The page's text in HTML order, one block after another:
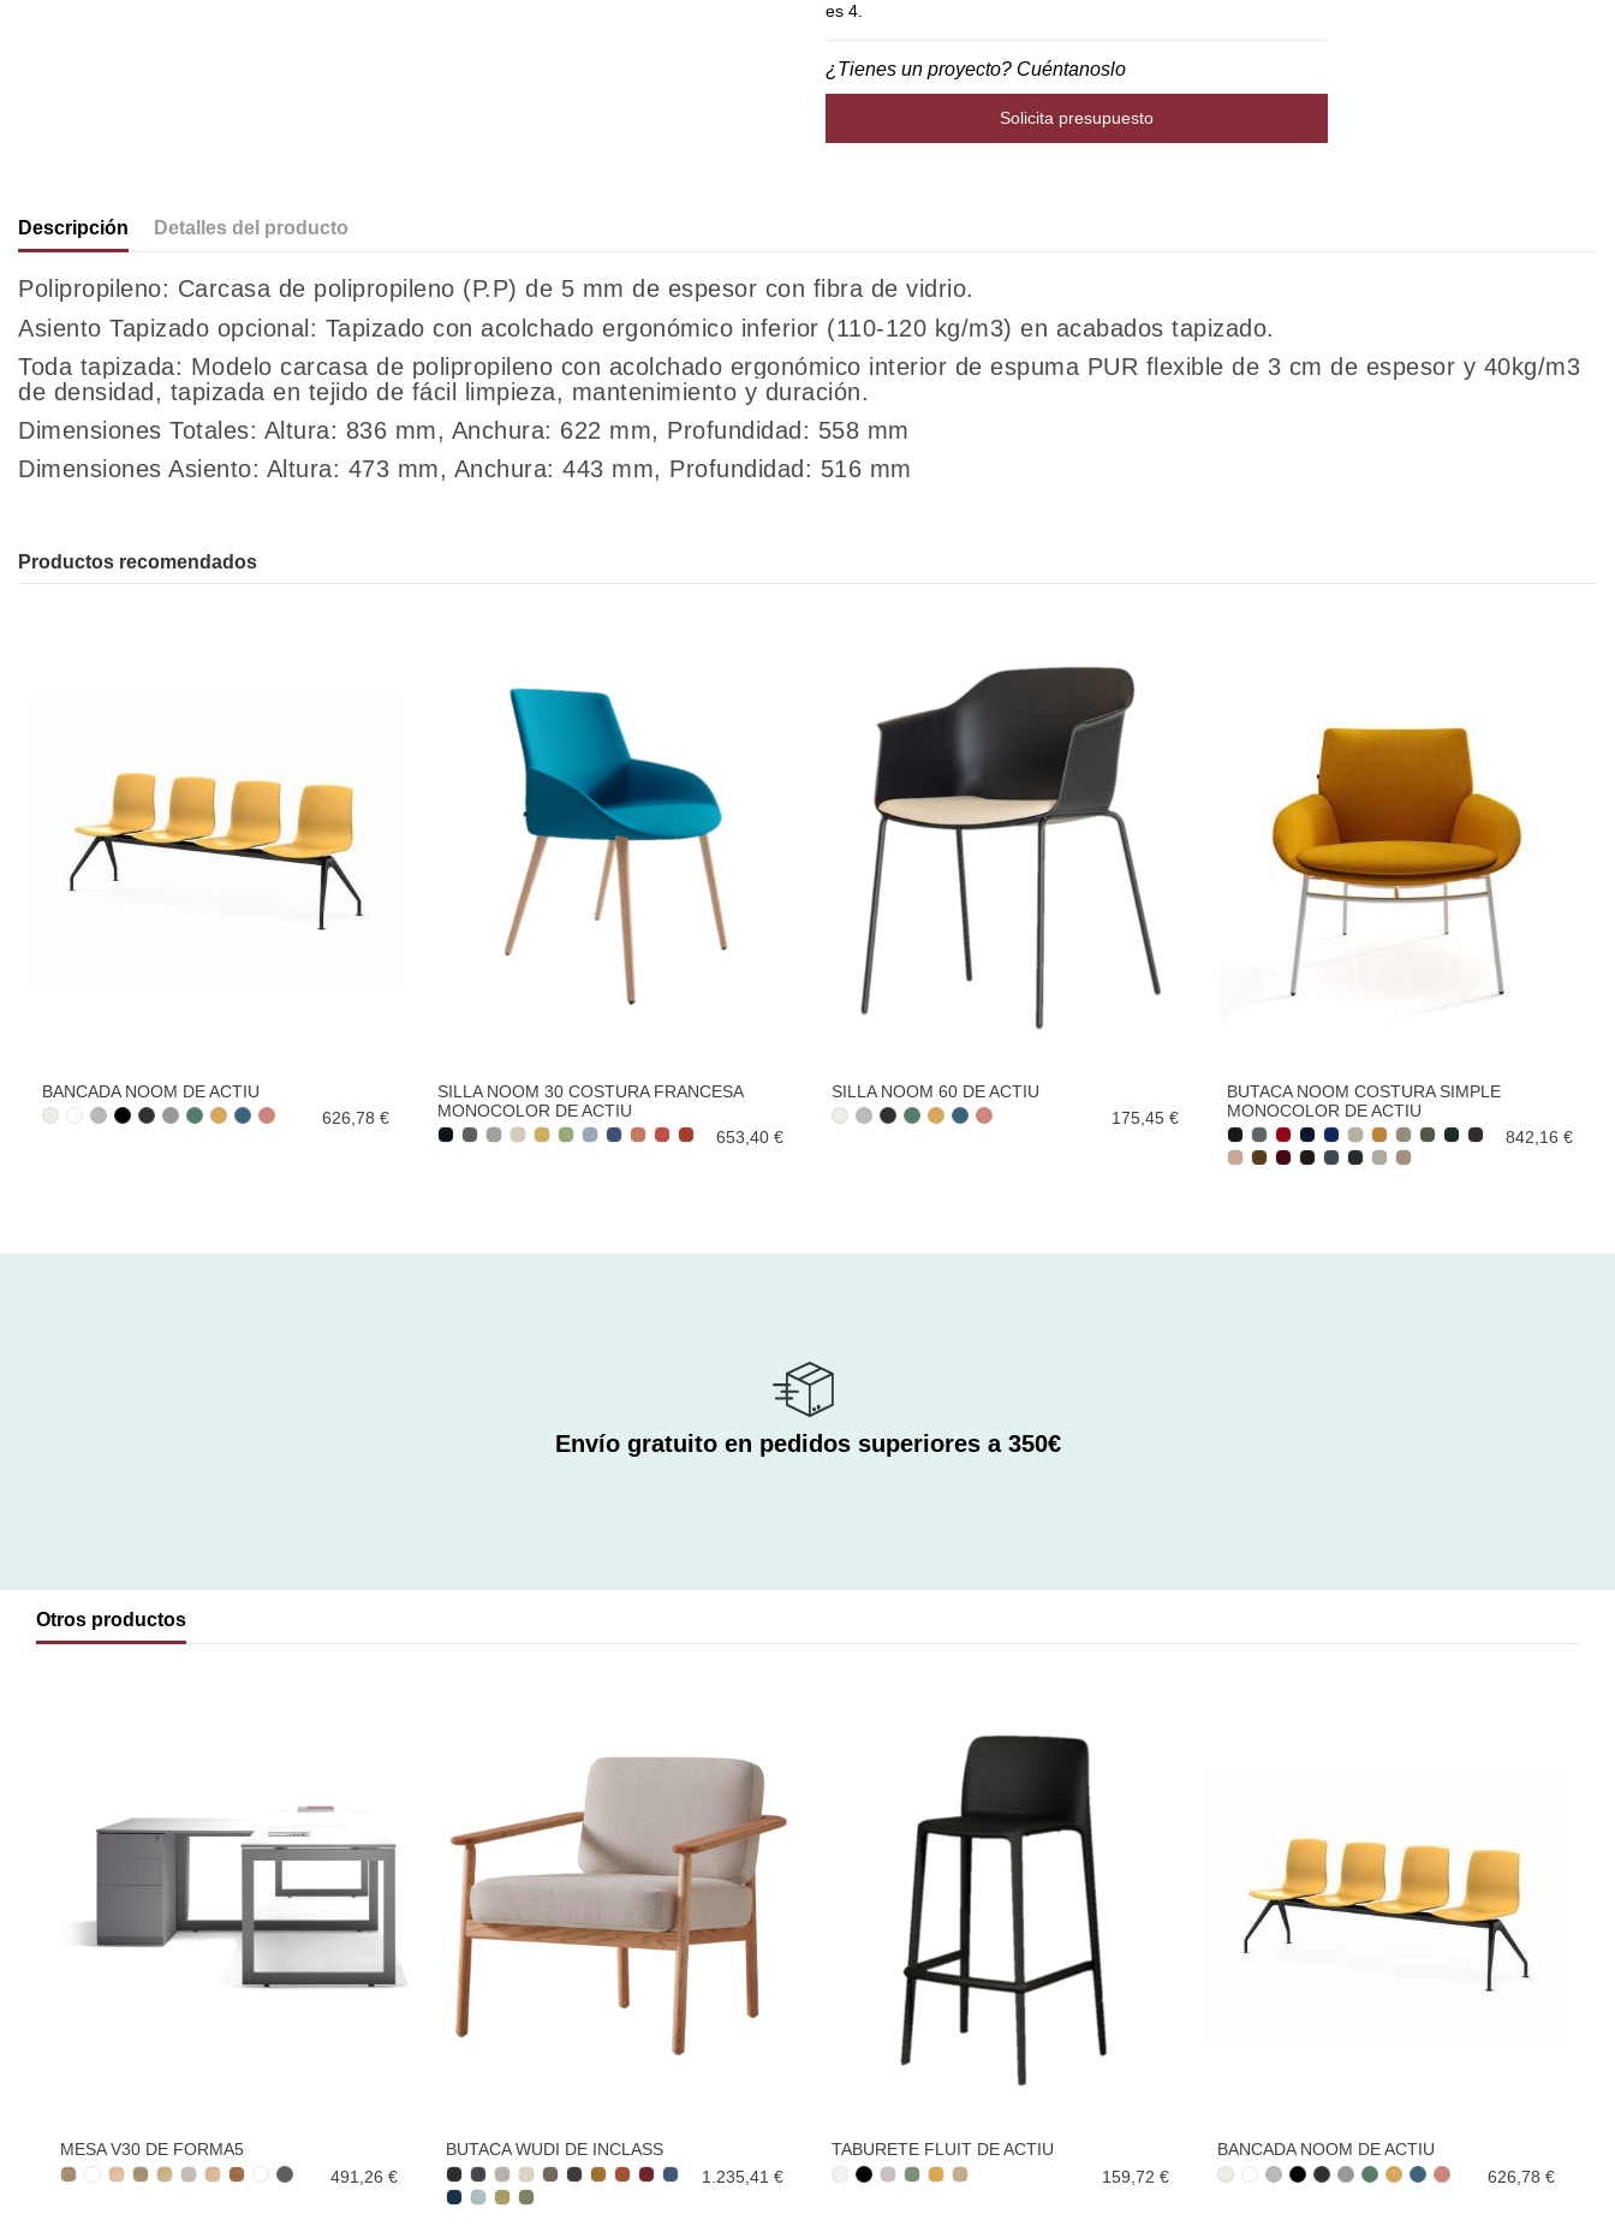
es 4.
¿Tienes un proyecto? Cuéntanoslo
Solicita presupuesto
Descripción Detalles del producto
Polipropileno: Carcasa de polipropileno (P.P) de 5 mm de espesor con fibra de vidrio.
Asiento Tapizado opcional: Tapizado con acolchado ergonómico inferior (110-120 kg/m3) en acabados tapizado.
Toda tapizada: Modelo carcasa de polipropileno con acolchado ergonómico interior de espuma PUR flexible de 3 cm de espesor y 40kg/m3
de densidad, tapizada en tejido de fácil limpieza, mantenimiento y duración.
Dimensiones Totales: Altura: 836 mm, Anchura: 622 mm, Profundidad: 558 mm
Dimensiones Asiento: Altura: 473 mm, Anchura: 443 mm, Profundidad: 516 mm
Productos recomendados
BANCADA NOOM DE ACTIU
626,78 €
SILLA NOOM 30 COSTURA FRANCESA
MONOCOLOR DE ACTIU
653,40 €
SILLA NOOM 60 DE ACTIU
175,45 €
BUTACA NOOM COSTURA SIMPLE
MONOCOLOR DE ACTIU
842,16 €
Envío gratuito en pedidos superiores a 350€
Otros productos
MESA V30 DE FORMA5
491,26 €
BUTACA WUDI DE INCLASS
1.235,41 €
TABURETE FLUIT DE ACTIU
159,72 €
BANCADA NOOM DE ACTIU
626,78 €